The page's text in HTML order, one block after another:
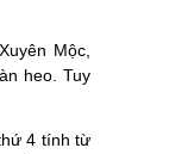
Mộc,
heo. Tuy
4 tính từ